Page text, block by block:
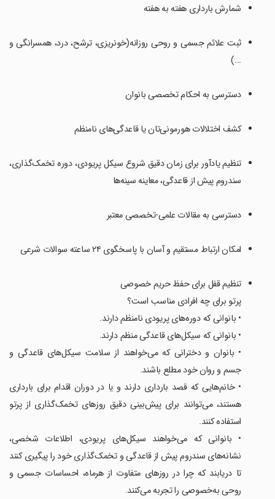
شمارش بارداری هفته به هفته
ثبت علائم جسمی و روحی روزانه(خونریزی، ترشح، درد، همسرانگی و
...)
دسترسی به احکام تخصصی بانوان
کشف اختلالات هورمونی‌تان یا قاعدگی‌های نامنظم
تنظیم یادآور برای زمان دقیق شروع سیکل پریودی، دوره تخمک‌گذاری،
سندروم پیش از قاعدگی، معاینه سینه‌ها
دسترسی به مقالات علمی-تخصصی معتبر
امکان ارتباط مستقیم و آسان با پاسخگوی ۲۴ ساعته سوالات شرعی
تنظیم قفل برای حفظ حریم خصوصی
‏پرتو برای چه افرادی مناسب است؟
‏• بانوانی که دوره‌های پریودی نامنظم دارند.
‏• بانوانی که سیکل‌های قاعدگی منظم دارند.
‏• بانوان و دخترانی که می‌خواهند از سلامت سیکل‌های قاعدگی و
جسم و روان خود مطلع باشند.
‏• خانم‌هایی که قصد بارداری دارند و یا در دوران اقدام برای بارداری
هستند، می‌توانند برای پیش‌بینی دقیق روزهای تخمک‌گذاری از پرتو
استفاده کنند.
‏• بانوانی که می‌خواهند سیکل‌های پریودی، اطلاعات شخصی،
نشانه‌های سندروم پیش از قاعدگی و تخمک‌گذاری خود را پیگیری کنند
تا دریابند که چرا در روزهای متفاوت از هرماه، احساسات جسمی و‌
روحی به‌خصوصی را تجربه می‌کنند.